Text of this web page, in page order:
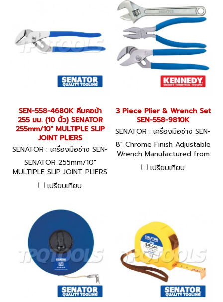
SEN-558-4680K คีมคอม้า
255 มม. (10 นิ้ว) SENATOR
255mm/10" MULTIPLE SLIP
JOINT PLIERS
SENATOR : เครื่องมือช่าง SEN-
558-4680K
SENATOR 255mm/10"
MULTIPLE SLIP JOINT PLIERS
เปรียบเทียบ
3 Piece Plier & Wrench Set
SEN-558-9810K
SENATOR : เครื่องมือช่าง SEN-
558-9810K
8" Chrome Finish Adjustable
Wrench Manufactured from
'I' beam section chrome
vanadium steel for
corrosion-resistant chrome
finish. 22.5° offset head
angle for positive torque
control. Slimline tapered
jaws for improved access
into confined spaces.
Parallel jaws with smooth
jaw adjustment and self-
locking design prevents the
เปรียบเทียบ